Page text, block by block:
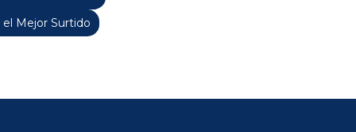
Mejor Surtido